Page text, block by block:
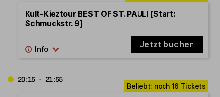
Kult-Kieztour BEST OF ST. PAULI [Start:
Schmuckstr. 9]
Jetzt buchen
20:15 - 21:55